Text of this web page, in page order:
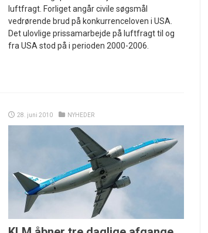
luftfragt. Forliget angår civile søgsmål
vedrørende brud på konkurrenceloven i USA.
Det ulovlige prissamarbejde på luftfragt til og
fra USA stod på i perioden 2000-2006.
28. juni 2010 NYHEDER